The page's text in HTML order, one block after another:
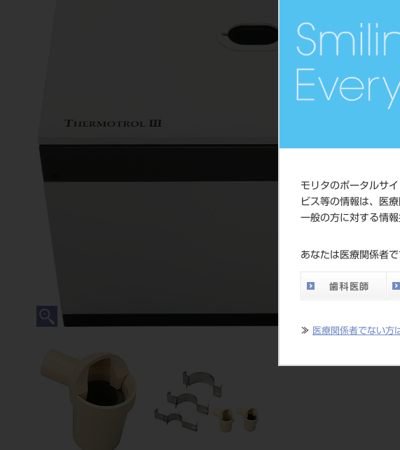
モリタのポータルサ
ビス等の情報は、医
一般の方に対する情
あなたは医療関係者で
≫ 医療関係者でない方